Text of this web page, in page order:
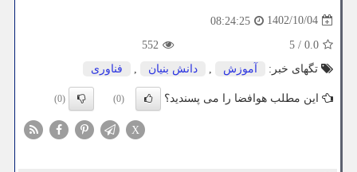
1402/10/04
08:24:25
0.0
/
5
552
تگهای خبر:
آموزش , دانش بنیان , فناوری
این مطلب هوافضا را می پسندید؟ (0)
(0)
X